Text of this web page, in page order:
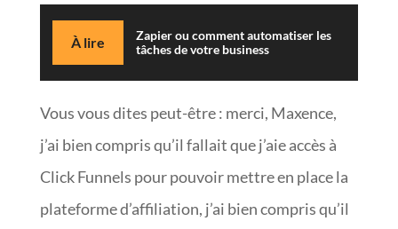
À lire
Zapier ou comment automatiser les
tâches de votre business
Vous vous dites peut-être : merci, Maxence,
j’ai bien compris qu’il fallait que j’aie accès à
Click Funnels pour pouvoir mettre en place la
plateforme d’affiliation, j’ai bien compris qu’il